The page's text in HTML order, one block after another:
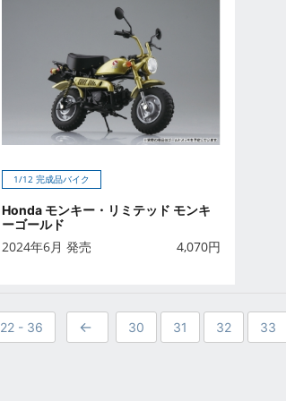
1/12 完成品バイク
Honda モンキー・リミテッド モンキ
ーゴールド
2024年6月 発売 4,070円
22 - 36 30 31 32 33